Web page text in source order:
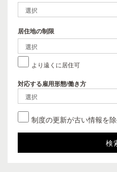
居住地の制限
より遠くに居住可
対応する雇用形態/働き方
制度の更新が古い情報を